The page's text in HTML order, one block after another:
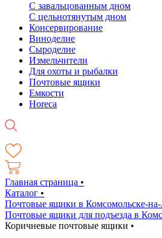
С завальцованным дном
С цельнотянутым дном
Консервирование
Виноделие
Сыроделие
Измельчители
Для охоты и рыбалки
Почтовые ящики
Емкости
Horeca
Главная страница •
Каталог •
Почтовые ящики в Комсомольске-
Почтовые ящики для подъезда в
Коричневые почтовые ящики •